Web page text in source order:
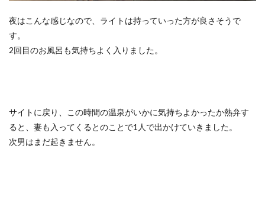
夜はこんな感じなので、ライトは持っていった方が良さそうで
す。
2回目のお風呂も気持ちよく入りました。
サイトに戻り、この時間の温泉がいかに気持ちよかったか熱弁す
ると、妻も入ってくるとのことで1人で出かけていきました。
次男はまだ起きません。